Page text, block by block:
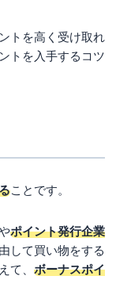
トを高く受け取れ
トを入手するコツ
ことです。
ポイント発行企業
して買い物をする
て、 ボーナスポイ